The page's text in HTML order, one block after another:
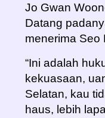
Jo Gwan
Datang
menerima Seo
“Ini adalah
kekuasaan,
Selatan, kau
haus, lebih